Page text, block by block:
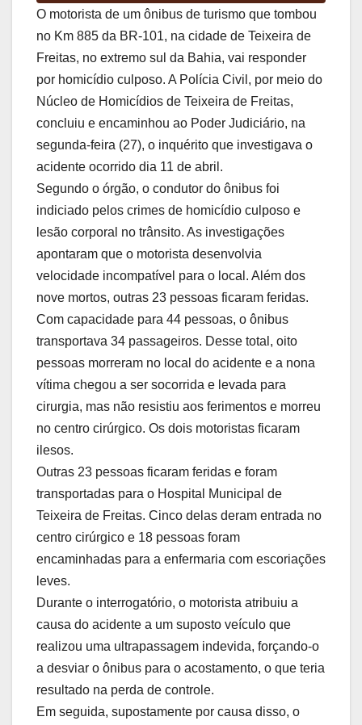
O motorista de um ônibus de turismo que tombou
no Km 885 da BR-101, na cidade de Teixeira de
Freitas, no extremo sul da Bahia, vai responder
por homicídio culposo. A Polícia Civil, por meio do
Núcleo de Homicídios de Teixeira de Freitas,
concluiu e encaminhou ao Poder Judiciário, na
segunda-feira (27), o inquérito que investigava o
acidente ocorrido dia 11 de abril.
Segundo o órgão, o condutor do ônibus foi
indiciado pelos crimes de homicídio culposo e
lesão corporal no trânsito. As investigações
apontaram que o motorista desenvolvia
velocidade incompatível para o local. Além dos
nove mortos, outras 23 pessoas ficaram feridas.
Com capacidade para 44 pessoas, o ônibus
transportava 34 passageiros. Desse total, oito
pessoas morreram no local do acidente e a nona
vítima chegou a ser socorrida e levada para
cirurgia, mas não resistiu aos ferimentos e morreu
no centro cirúrgico. Os dois motoristas ficaram
ilesos.
Outras 23 pessoas ficaram feridas e foram
transportadas para o Hospital Municipal de
Teixeira de Freitas. Cinco delas deram entrada no
centro cirúrgico e 18 pessoas foram
encaminhadas para a enfermaria com escoriações
leves.
Durante o interrogatório, o motorista atribuiu a
causa do acidente a um suposto veículo que
realizou uma ultrapassagem indevida, forçando-o
a desviar o ônibus para o acostamento, o que teria
resultado na perda de controle.
Em seguida, supostamente por causa disso, o